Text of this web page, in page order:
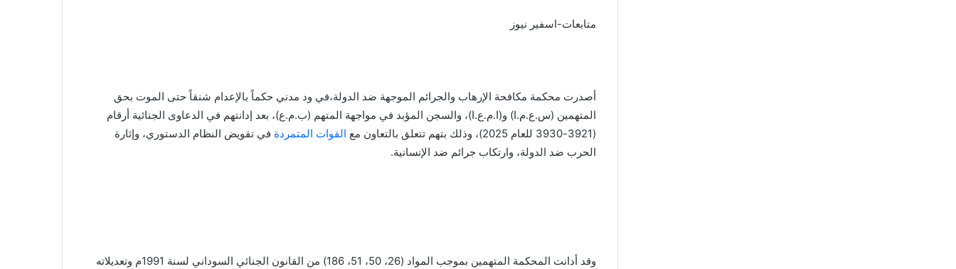
متابعات-اسفير نيوز
أصدرت محكمة مكافحة الإرهاب والجرائم الموجهة ضد الدولة،في ود مدني حكماً بالإعدام شنقاً حتى الموت بحق
المتهمين (س.ع.م.ا) و(ا.م.ع.ا)، والسجن المؤبد في مواجهة المتهم (ب.م.ع)، بعد إدانتهم في الدعاوى الجنائية أرقام
(3921-3930 للعام 2025)، وذلك بتهم تتعلق بالتعاون مع
القوات المتمردة في تقويض النظام الدستوري، وإثارة
الحرب ضد الدولة، وارتكاب جرائم ضد الإنسانية.
وقد أدانت المحكمة المتهمين بموجب المواد (26، 50، 51، 186) من القانون الجنائي السوداني لسنة 1991م وتعديلاته